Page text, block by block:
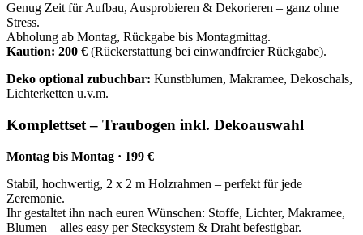
Genug Zeit für Aufbau, Ausprobieren & Dekorieren – ganz ohne
Stress.
Abholung ab Montag, Rückgabe bis Montagmittag.
Kaution: 200 € (Rückerstattung bei einwandfreier Rückgabe).
Deko optional zubuchbar: Kunstblumen, Makramee, Dekoschals,
Lichterketten u.v.m.
Komplettset – Traubogen inkl. Dekoauswahl
Montag bis Montag · 199 €
Stabil, hochwertig, 2 x 2 m Holzrahmen – perfekt für jede
Zeremonie.
Ihr gestaltet ihn nach euren Wünschen: Stoffe, Lichter, Makramee,
Blumen – alles easy per Stecksystem & Draht befestigbar.